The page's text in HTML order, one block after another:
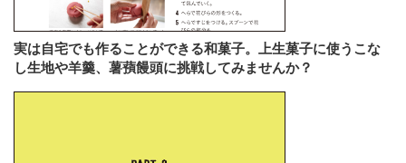
実は自宅でも作ることができる和菓子。上生菓子に使うこな
し生地や羊羹、薯蕷饅頭に挑戦してみませんか？